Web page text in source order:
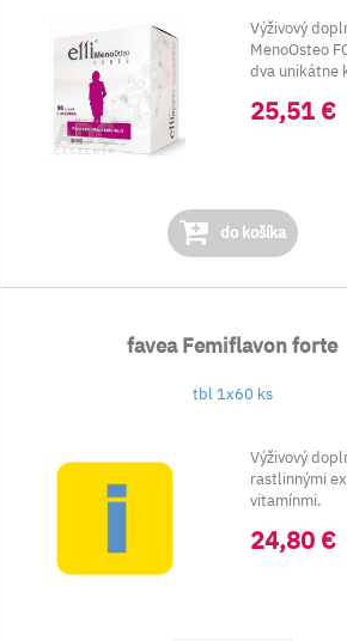
Výživový
MenoOsteo
dva unikátne
25,51 €
do košíka
favea Femiflavon forte
tbl 1x60 ks
Výživový
rastlinnými
vitamínmi.
24,80 €